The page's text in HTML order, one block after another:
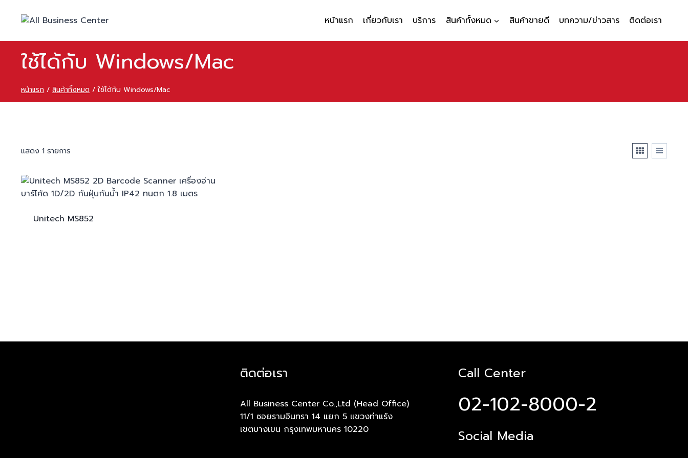
หน้าแรก เกี่ยวกับเรา บริการ สินค้าทั้งหมด สินค้าขายดี บทความ/ข่าวสาร ติดต่อเรา
ใช้ได้กับ Windows/Mac
หน้าแรก / สินค้าทั้งหมด / ใช้ได้กับ Windows/Mac
แสดง 1 รายการ
Unitech MS852
ติดต่อเรา
All Business Center Co.,Ltd (Head Office)
11/1 ซอยรามอินทรา 14 แยก 5 แขวงท่าแร้ง
เขตบางเขน กรุงเทพมหานคร 10220
Call Center
02-102-8000-2
Social Media